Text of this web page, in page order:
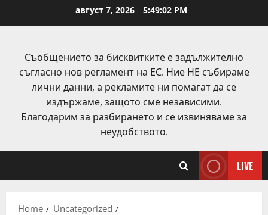
август 7, 2026 5:49:02 PM
Съобщението за бисквитките е задължително
съгласно нов регламент на ЕС. Ние НЕ събираме
лични данни, а рекламите ни помагат да се
издържаме, защото сме независими.
Благодарим за разбирането и се извиняваме за
неудобството.
LIVE
Home
Uncategorized